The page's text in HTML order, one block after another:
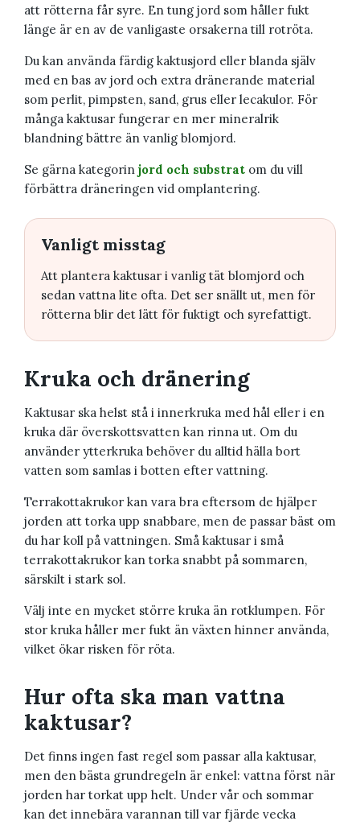
att rötterna får syre. En tung jord som håller fukt
länge är en av de vanligaste orsakerna till rotröta.
Du kan använda färdig kaktusjord eller blanda själv
med en bas av jord och extra dränerande material
som perlit, pimpsten, sand, grus eller lecakulor. För
många kaktusar fungerar en mer mineralrik
blandning bättre än vanlig blomjord.
Se gärna kategorin jord och substrat om du vill
förbättra dräneringen vid omplantering.
Vanligt misstag
Att plantera kaktusar i vanlig tät blomjord och
sedan vattna lite ofta. Det ser snällt ut, men för
rötterna blir det lätt för fuktigt och syrefattigt.
Kruka och dränering
Kaktusar ska helst stå i innerkruka med hål eller i en
kruka där överskottsvatten kan rinna ut. Om du
använder ytterkruka behöver du alltid hälla bort
vatten som samlas i botten efter vattning.
Terrakottakrukor kan vara bra eftersom de hjälper
jorden att torka upp snabbare, men de passar bäst om
du har koll på vattningen. Små kaktusar i små
terrakottakrukor kan torka snabbt på sommaren,
särskilt i stark sol.
Välj inte en mycket större kruka än rotklumpen. För
stor kruka håller mer fukt än växten hinner använda,
vilket ökar risken för röta.
Hur ofta ska man vattna
kaktusar?
Det finns ingen fast regel som passar alla kaktusar,
men den bästa grundregeln är enkel: vattna först när
jorden har torkat upp helt. Under vår och sommar
kan det innebära varannan till var fjärde vecka